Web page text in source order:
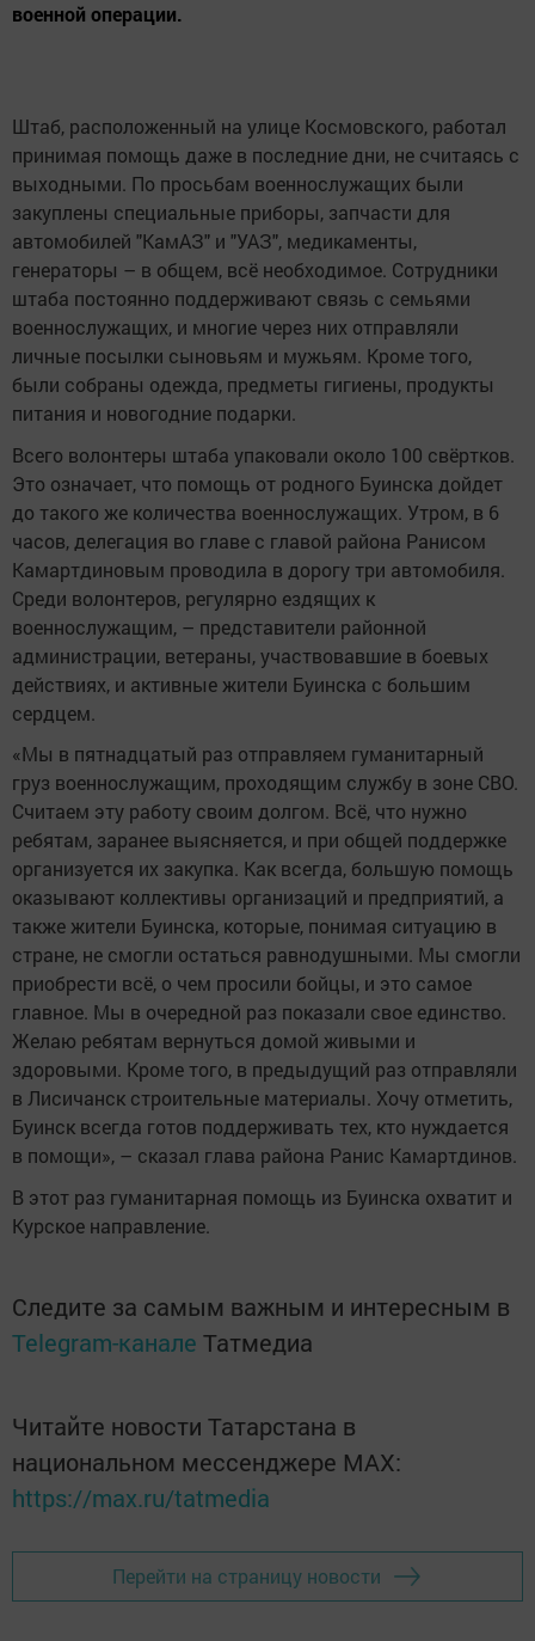
военной операции.
Штаб, расположенный на улице Космовского, работал
принимая помощь даже в последние дни, не считаясь с
выходными. По просьбам военнослужащих были
закуплены специальные приборы, запчасти для
автомобилей "КамАЗ" и "УАЗ", медикаменты,
генераторы – в общем, всё необходимое. Сотрудники
штаба постоянно поддерживают связь с семьями
военнослужащих, и многие через них отправляли
личные посылки сыновьям и мужьям. Кроме того,
были собраны одежда, предметы гигиены, продукты
питания и новогодние подарки.
Всего волонтеры штаба упаковали около 100 свёртков.
Это означает, что помощь от родного Буинска дойдет
до такого же количества военнослужащих. Утром, в 6
часов, делегация во главе с главой района Ранисом
Камартдиновым проводила в дорогу три автомобиля.
Среди волонтеров, регулярно ездящих к
военнослужащим, – представители районной
администрации, ветераны, участвовавшие в боевых
действиях, и активные жители Буинска с большим
сердцем.
«Мы в пятнадцатый раз отправляем гуманитарный
груз военнослужащим, проходящим службу в зоне СВО.
Считаем эту работу своим долгом. Всё, что нужно
ребятам, заранее выясняется, и при общей поддержке
организуется их закупка. Как всегда, большую помощь
оказывают коллективы организаций и предприятий, а
также жители Буинска, которые, понимая ситуацию в
стране, не смогли остаться равнодушными. Мы смогли
приобрести всё, о чем просили бойцы, и это самое
главное. Мы в очередной раз показали свое единство.
Желаю ребятам вернуться домой живыми и
здоровыми. Кроме того, в предыдущий раз отправляли
в Лисичанск строительные материалы. Хочу отметить,
Буинск всегда готов поддерживать тех, кто нуждается
в помощи», – сказал глава района Ранис Камартдинов.
В этот раз гуманитарная помощь из Буинска охватит и
Курское направление.
Следите за самым важным и интересным в
Telegram-канале Татмедиа
Читайте новости Татарстана в
национальном мессенджере MАХ:
https://max.ru/tatmedia
Перейти на страницу новости